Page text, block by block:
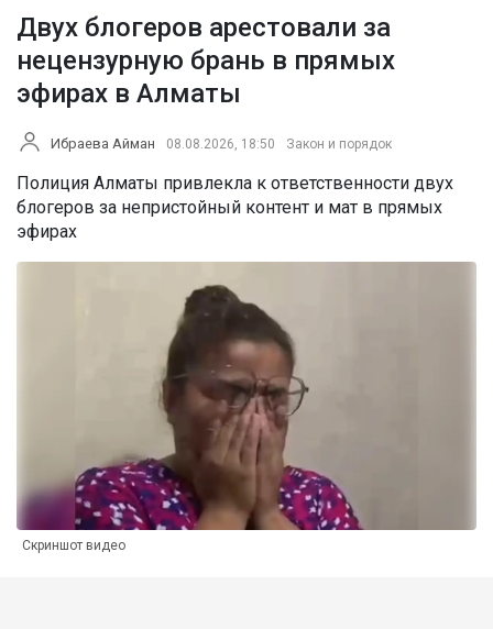
Двух блогеров арестовали за
нецензурную брань в прямых
эфирах в Алматы
Ибраева Айман 08.08.2026, 18:50 Закон и порядок
Полиция Алматы привлекла к ответственности двух
блогеров за непристойный контент и мат в прямых
эфирах
Скриншот видео